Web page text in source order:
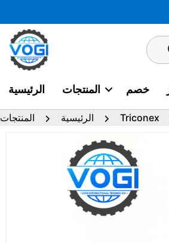
إلى
المحتوى
الرئيسية المنتجات خصم
الرئيسية المنتجات Triconex